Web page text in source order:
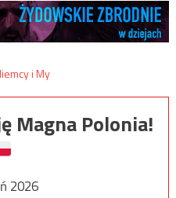
Magna Polonia!
2026